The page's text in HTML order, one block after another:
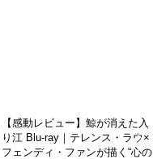
【感動レビュー】鯨が消えた入
り江 Blu-ray｜テレンス・ラウ×
フェンディ・ファンが描く“心の